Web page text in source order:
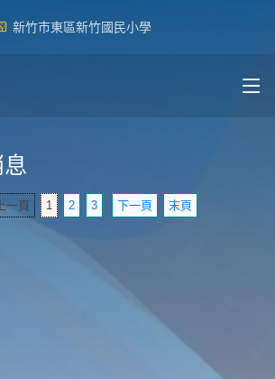
新竹市東區新竹國民小學
上一頁 1 2 3 下一頁 末頁